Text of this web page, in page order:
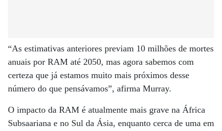
“As estimativas anteriores previam 10 milhões de mortes
anuais por RAM até 2050, mas agora sabemos com
certeza que já estamos muito mais próximos desse
número do que pensávamos”, afirma Murray.
O impacto da RAM é atualmente mais grave na África
Subsaariana e no Sul da Ásia, enquanto cerca de uma em